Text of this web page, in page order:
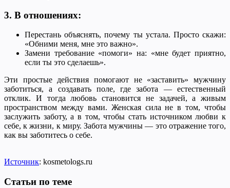
3. В отношениях:
Перестань объяснять, почему ты устала. Просто скажи:
«Обними меня, мне это важно».
Замени требование «помоги» на: «мне будет приятно,
если ты это сделаешь».
Эти простые действия помогают не «заставить» мужчину
заботиться, а создавать поле, где забота — естественный
отклик. И тогда любовь становится не задачей, а живым
пространством между вами. Женская сила не в том, чтобы
заслужить заботу, а в том, чтобы стать источником любви к
себе, к жизни, к миру. Забота мужчины — это отражение того,
как вы заботитесь о себе.
Источник: kosmetologs.ru
Статьи по теме